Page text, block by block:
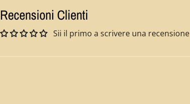
Recensioni Clienti
Sii il primo a scrivere una recensione